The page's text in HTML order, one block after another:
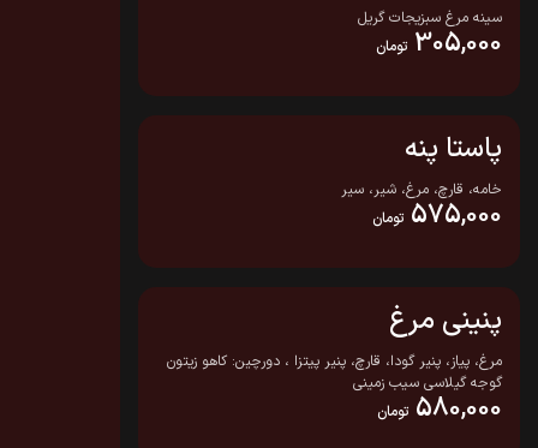
سینه مرغ سبزیجات گریل
305,000 تومان
پاستا پنه
خامه، قارچ، مرغ، شیر، سیر
575,000 تومان
پنینی مرغ
مرغ، پیاز، پنیر گودا، قارچ، پنیر پیتزا ، دورچین: کاهو زیتون
گوجه گیلاسی سیب زمینی
580,000 تومان